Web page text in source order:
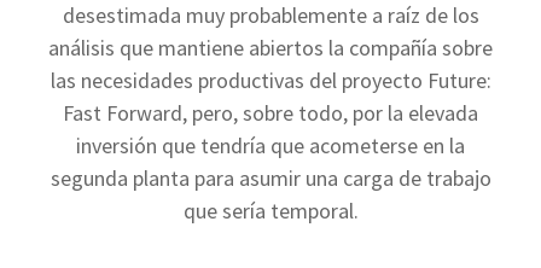
desestimada muy probablemente a raíz de los
análisis que mantiene abiertos la compañía sobre
las necesidades productivas del proyecto Future:
Fast Forward, pero, sobre todo, por la elevada
inversión que tendría que acometerse en la
segunda planta para asumir una carga de trabajo
que sería temporal.